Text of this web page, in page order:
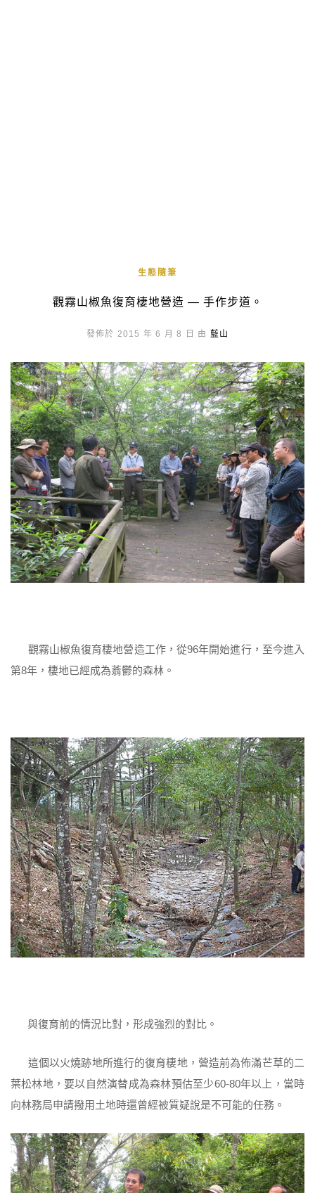
生態隨筆
觀霧山椒魚復育棲地營造 — 手作步道。
發佈於 2015 年 6 月 8 日 由 藍山
觀霧山椒魚復育棲地營造工作，從96年開始進行，至今進入
第8年，棲地已經成為蓊鬱的森林。
與復育前的情況比對，形成強烈的對比。
這個以火燒跡地所進行的復育棲地，營造前為佈滿芒草的二
葉松林地，要以自然演替成為森林預估至少60-80年以上，當時
向林務局申請撥用土地時還曾經被質疑說是不可能的任務。